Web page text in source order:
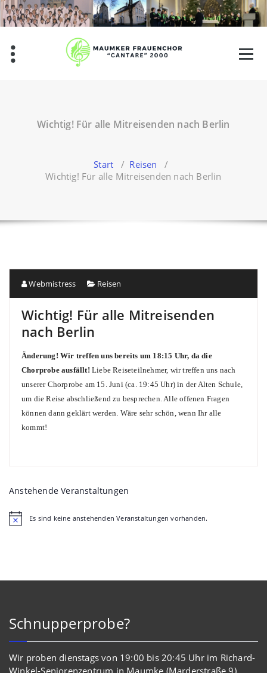
Zum
Inhalt
springen
Wichtig! Für alle Mitreisenden nach Berlin
Start / Reisen /
Wichtig! Für alle Mitreisenden nach Berlin
Webmistress Reisen
Wichtig! Für alle Mitreisenden
nach Berlin
Änderung! Wir treffen uns bereits um 18:15 Uhr, da die
Chorprobe ausfällt! Liebe Reiseteilnehmer, wir treffen uns nach
unserer Chorprobe am 15. Juni (ca. 19:45 Uhr) in der Alten Schule,
um die Reise abschließend zu besprechen. Alle offenen Fragen
können dann geklärt werden. Wäre sehr schön, wenn Ihr alle
kommt!
Anstehende Veranstaltungen
HinweisEs sind keine anstehenden Veranstaltungen vorhanden.
Schnupperprobe?
Wir proben dienstags von 19:00 bis 20:45 Uhr im Richard-